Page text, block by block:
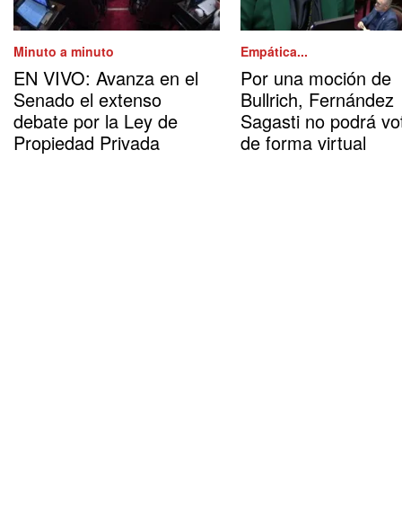
Minuto a minuto
EN VIVO: Avanza en el
Senado el extenso
debate por la Ley de
Propiedad Privada
Empática...
Por una moción de
Bullrich, Fernández
Sagasti no podrá
de forma virtual